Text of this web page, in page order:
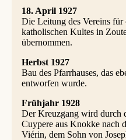
18. April 1927
Die Leitung des Vereins für
katholischen Kultes in
übernommen.
Herbst 1927
Bau des Pfarrhauses, das
entworfen wurde.
Frühjahr 1928
Der Kreuzgang wird durch
Cuypere aus Knokke nach
Viérin, dem Sohn von